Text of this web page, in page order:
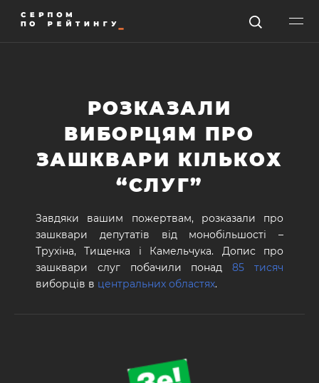
РОЗКАЗАЛИ
ВИБОРЦЯМ ПРО
ЗАШКВАРИ КІЛЬКОХ
“СЛУГ”
Завдяки вашим пожертвам, розказали про
зашквари депутатів від монобільшості –
Трухіна, Тищенка і Камельчука. Допис про
зашквари слуг побачили понад85 тисяч
виборців в центральних областях.